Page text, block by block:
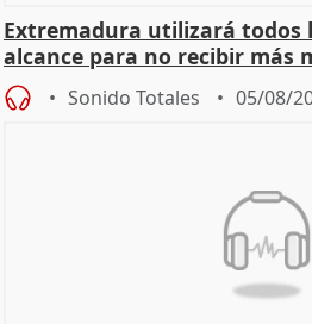
Extremadura utilizará todos
alcance para no recibir más
Sonido Totales 05/08/